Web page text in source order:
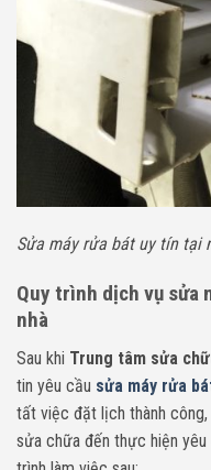
Sửa máy rửa bát uy tín tại
Quy trình dịch vụ sửa
nhà
Sau khi Trung tâm sửa
tin yêu cầu sửa máy rửa
tất việc đặt lịch thành
sửa chữa đến thực hiện